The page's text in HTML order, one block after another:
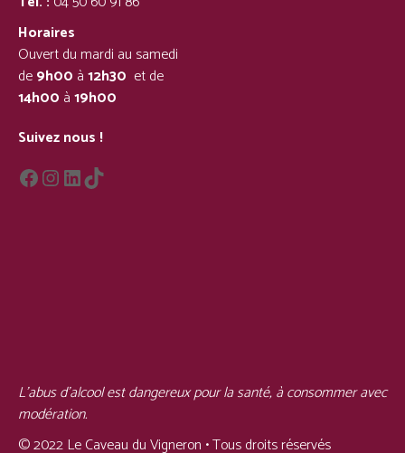
Horaires
Ouvert du mardi au samedi
de9h00 à12h30 et de
14h00 à19h00
Suivez nous !
L'abus d'alcool est dangereux pour la santé, à consommer avec
modération.
© 2022 Le Caveau du Vigneron • Tous droits réservés